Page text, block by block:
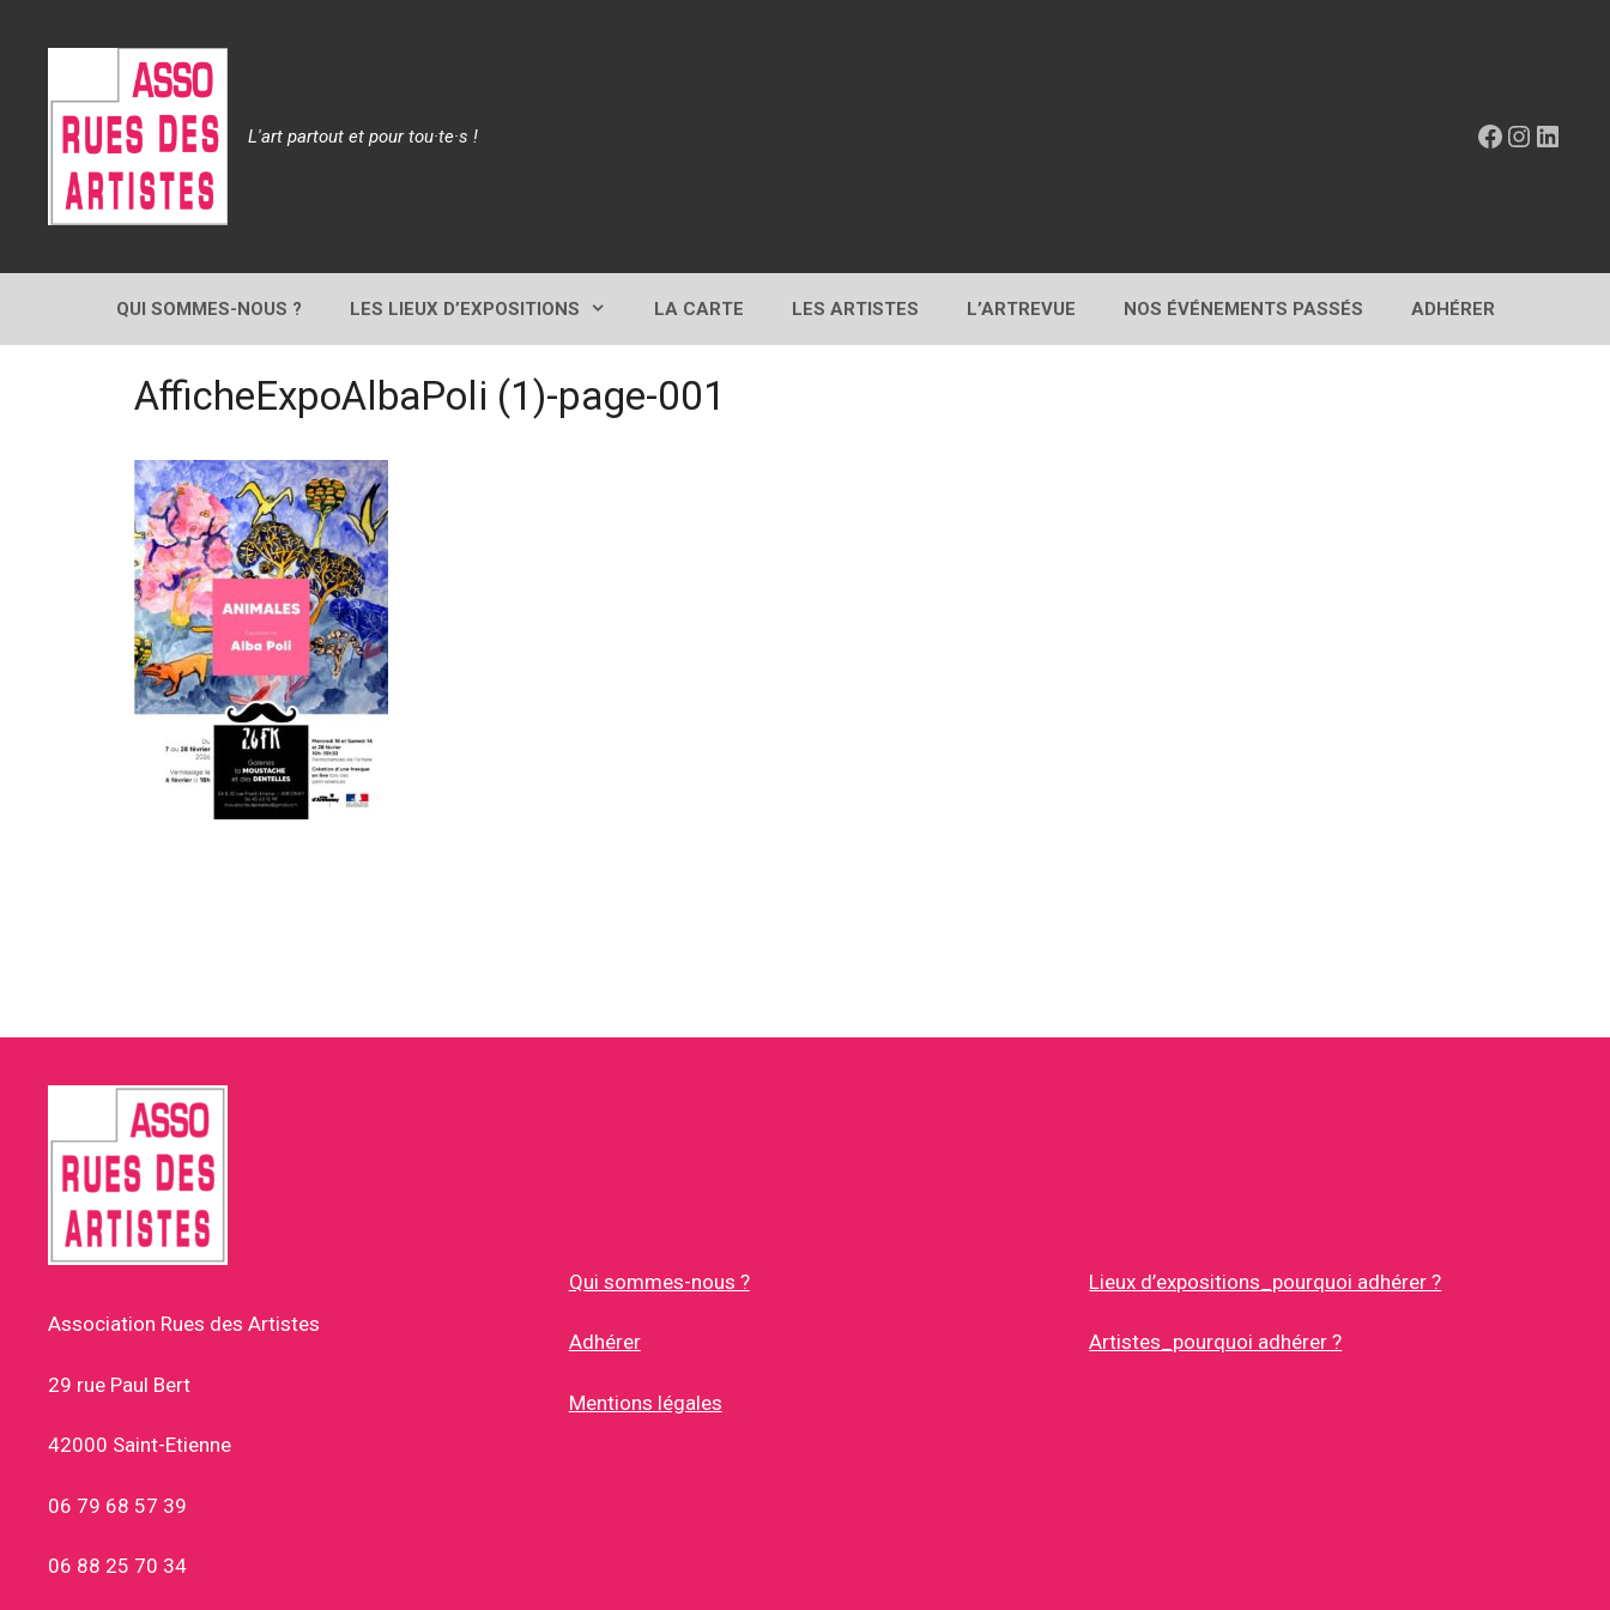
L'art partout et pour tou·te·s ! Facebook
QUI SOMMES-NOUS ? LES LIEUX D’EXPOSITIONS LA CARTE LES ARTISTES L’ARTREVUE NOS ÉVÉNEMENTS PASSÉS ADHÉRER
AfficheExpoAlbaPoli (1)-page-001
Association Rues des Artistes
29 rue Paul Bert
42000 Saint-Etienne
06 79 68 57 39
06 88 25 70 34
Qui sommes-nous ?
Adhérer
Mentions légales
Lieux d’expositions_pourquoi adhérer ?
Artistes_pourquoi adhérer ?